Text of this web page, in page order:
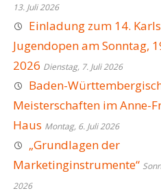
13. Juli 2026
Einladung zum 14.
Jugendopen am Sonntag,
2026 Dienstag, 7. Juli 2026
Baden-
Meisterschaften im Anne-
Haus Montag, 6. Juli 2026
„Grundlagen der
Marketinginstrumente“
2026